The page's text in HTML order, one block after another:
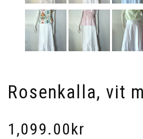
Rosenkalla, vit
1,099.00kr